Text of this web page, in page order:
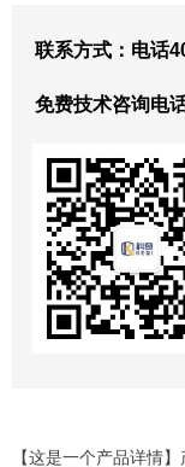
【这是一个产品详情
联系方式：电话
免费技术咨询电